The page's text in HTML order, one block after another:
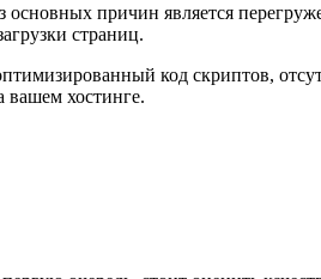
причин является
страниц.
код скриптов,
вашем хостинге.